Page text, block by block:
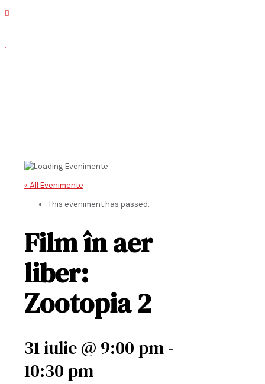
« All Evenimente
This eveniment has passed.
Film în aer
liber:
Zootopia 2
31 iulie @ 9:00 pm-
10:30 pm